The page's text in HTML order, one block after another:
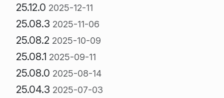
25.12.0 2025-12-11
25.08.3 2025-11-06
25.08.2 2025-10-09
25.08.1 2025-09-11
25.08.0 2025-08-14
25.04.3 2025-07-03